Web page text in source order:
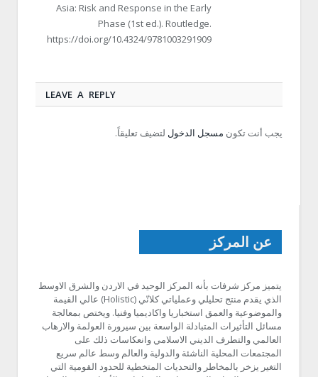
Asia: Risk and Response in the Early
Phase (1st ed.). Routledge.
https://doi.org/10.4324/9781003291909
LEAVE A REPLY
يجب أنت تكون مسجل الدخول لتضيف تعليقاً.
عن المركز
يتميز مركز شرفات بأنه المركز الوحيد في الاردن والشرق الاوسط
الذي يقدم منتج تحليلي وعملياتي كلانّي (Holistic) عالي القيمة
والموضوعية والعمق استخباريا واكاديميا وفنيا. ويختص بمعالجة
مسائل التأثيرات المتبادلة الواسعة بين سيرورة العولمة والارهاب
العالمي والتطرف الديني الاسلامي وانعكاسات ذلك على
المجتمعات المحلية الناشئة والدولية والعالم وسط عالم سريع
التغير يزخر بالمخاطر والتحديات المتخطية للحدود القومية التي